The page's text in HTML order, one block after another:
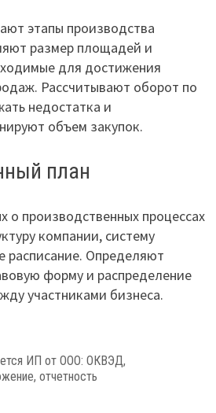
этапы производства
размер площадей и
для достижения
Рассчитывают оборот по
недостатка и
объем закупок.
план
о производственных процессах
компании, систему
расписание. Определяют
форму и распределение
участниками бизнеса.
ИП от ООО: ОКВЭД,
отчетность